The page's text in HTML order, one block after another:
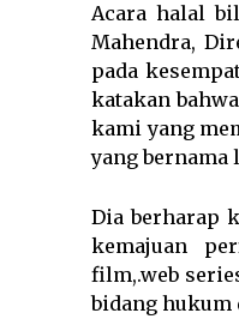
Acara halal
Mahendra,
pada
katakan
kami yang
yang bernama
Dia berharap
kemajuan
film,.web
bidang hukum